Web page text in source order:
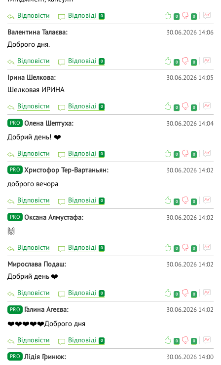
Відповісти Відповіді 0 0 0
Валентина Талаєва 30.06.2026 14:06
Доброго дня.
Відповісти Відповіді 0 0 0
Ірина Шелкова 30.06.2026 14:05
Шелковая ИРИНА
Відповісти Відповіді 0 0 0
PRO Олена Шептуха 30.06.2026 14:04
Добрий день! ❤️
Відповісти Відповіді 0 0 0
PRO Христофор Тер-Вартаньян 30.06.2026 14:02
доброго вечора
Відповісти Відповіді 0 0 0
PRO Оксана Алмустафа 30.06.2026 14:02
🙌
Відповісти Відповіді 0 0 0
Мирослава Подаш 30.06.2026 14:02
Добрий день ❤️
Відповісти Відповіді 0 0 0
PRO Галина Агеєва 30.06.2026 14:02
❤️❤️❤️❤️❤️Доброго дня
Відповісти Відповіді 0 0 0
PRO Лідія Гринюк 30.06.2026 14:00